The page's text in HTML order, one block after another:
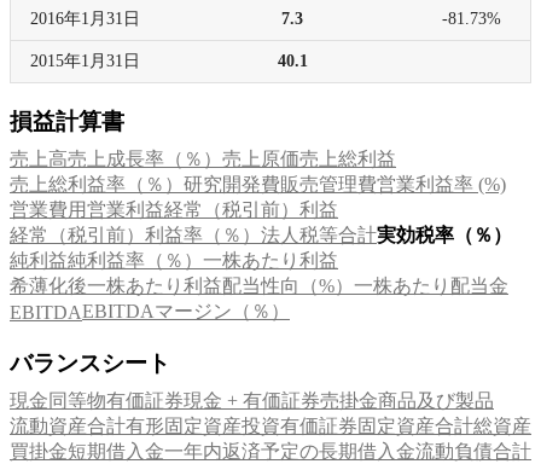
2016年1月31日 7.3 -81.73%
2015年1月31日 40.1
損益計算書
売上高売上成長率（％） 売上原価売上総利益
売上総利益率（％） 研究開発費販売管理費営業利益率 (%)
営業費用営業利益経常（税引前）利益
経常（税引前）利益率（％） 法人税等合計実効税率（％）
純利益純利益率（％） 一株あたり利益
希薄化後一株あたり利益配当性向（%） 一株あたり配当金
EBITDAEBITDAマージン（％）
バランスシート
現金同等物有価証券現金 + 有価証券売掛金商品及び製品
流動資産合計有形固定資産投資有価証券固定資産合計総資産
買掛金短期借入金一年内返済予定の長期借入金流動負債合計